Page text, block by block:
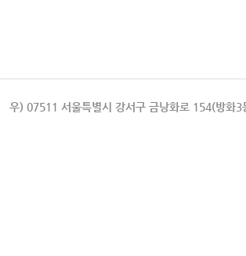
우) 07511 서울특별시 강서구 금낭화로 154(방화3